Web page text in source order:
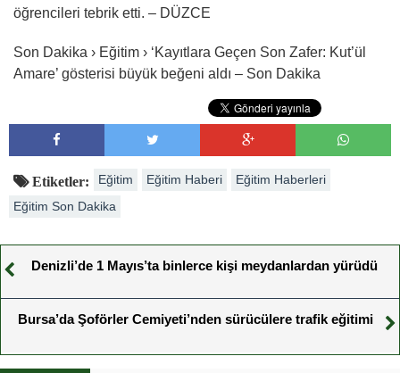
öğrencileri tebrik etti. – DÜZCE
Son Dakika › Eğitim › ‘Kayıtlara Geçen Son Zafer: Kut’ül
Amare’ gösterisi büyük beğeni aldı – Son Dakika
Etiketler: Eğitim Eğitim Haberi
Eğitim Haberleri
Eğitim Son Dakika
Denizli’de 1 Mayıs’ta binlerce kişi meydanlardan yürüdü
Bursa’da Şoförler Cemiyeti’nden sürücülere trafik eğitimi